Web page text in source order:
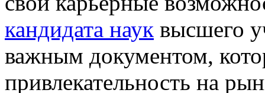
кандидата наук высшего
важным документом,
привлекательность на